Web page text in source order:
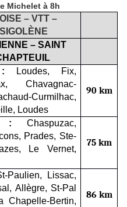
Michelet à 8h
– VTT –
– SAINT
Loudes, Fix,
Chavagnac-
Curmilhac,
Loudes
90 km
Chaspuzac,
Prades, Ste-
Le Vernet,
75 km
Paulien, Lissac,
Allègre, St-Pal
Chapelle-Bertin,
86 km